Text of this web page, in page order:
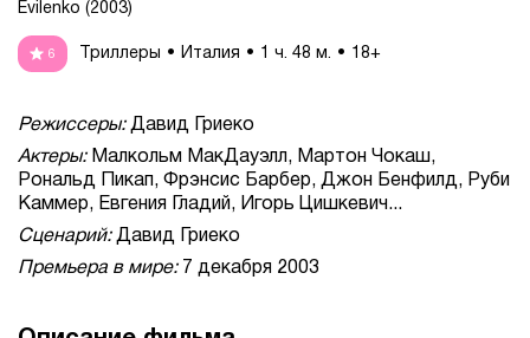
Evilenko (2003)
6 Триллеры Италия 1 ч. 48 м. 18+
Режиссеры:Давид Гриеко
Актеры:Малкольм МакДауэлл, Мартон Чокаш,
Рональд Пикап, Фрэнсис Барбер, Джон Бенфилд, Руби
Каммер, Евгения Гладий, Игорь Цишкевич...
Сценарий:Давид Гриеко
Премьера в мире:7 декабря 2003